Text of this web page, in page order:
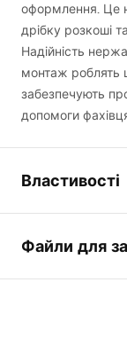
оформлення. Це
дрібку розкоші
Надійність
монтаж роблять
забезпечують
допомоги
Властивості
Колір
Матеріал
Файли для